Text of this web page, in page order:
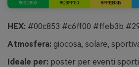
HEX: #00c853 #c6ff00 #ffeb3b
Atmosfera: giocosa, solare,
Ideale per: poster per eventi